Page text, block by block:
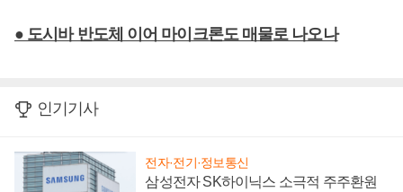
● 도시바 반도체 이어 마이크론도 매물로 나오나
인기기사
전자·전기·정보통신
삼성전자 SK하이닉스 소극적 주주환원